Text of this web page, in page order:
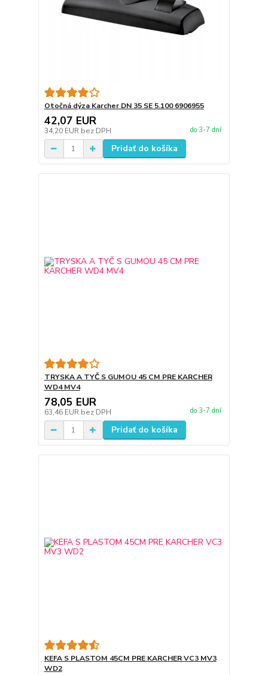
Otočná dýza Karcher DN 35 SE 5.100 6906955
42,07 EUR
34,20 EUR bez DPH do 3-7 dní
Pridať do košíka
TRYSKA A TYČ S GUMOU 45 CM PRE KARCHER
WD4 MV4
78,05 EUR
63,46 EUR bez DPH do 3-7 dní
Pridať do košíka
KEFA S PLASTOM 45CM PRE KARCHER VC3 MV3
WD2